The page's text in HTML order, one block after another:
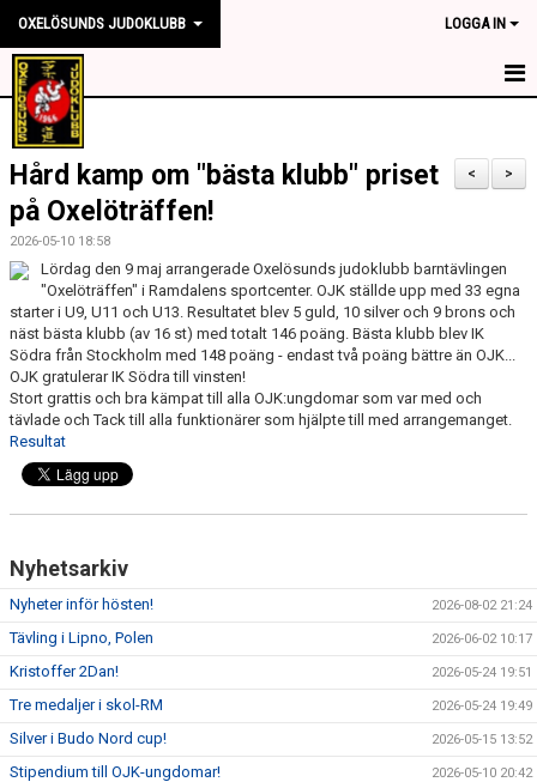
OXELÖSUNDS JUDOKLUBB LOGGA IN
HEM
NYHETER
OM KLUBBEN
TRÄNINGSTIDER
TÄVLING
KONTAKT
SPONSORER
MEDLEMSKAP
>
<
Hård kamp om "bästa klubb" priset
på Oxelöträffen!
2026-05-10 18:58
Lördag den 9 maj arrangerade Oxelösunds judoklubb barntävlingen
"Oxelöträffen" i Ramdalens sportcenter. OJK ställde upp med 33 egna
starter i U9, U11 och U13. Resultatet blev 5 guld, 10 silver och 9 brons och
näst bästa klubb (av 16 st) med totalt 146 poäng. Bästa klubb blev IK
Södra från Stockholm med 148 poäng - endast två poäng bättre än OJK...
OJK gratulerar IK Södra till vinsten!
Stort grattis och bra kämpat till alla OJK:ungdomar som var med och
tävlade och Tack till alla funktionärer som hjälpte till med arrangemanget.
Resultat
Nyhetsarkiv
Nyheter inför hösten! 2026-08-02 21:24
Tävling i Lipno, Polen 2026-06-02 10:17
Kristoffer 2Dan! 2026-05-24 19:51
Tre medaljer i skol-RM 2026-05-24 19:49
Silver i Budo Nord cup! 2026-05-15 13:52
Stipendium till OJK-ungdomar! 2026-05-10 20:42